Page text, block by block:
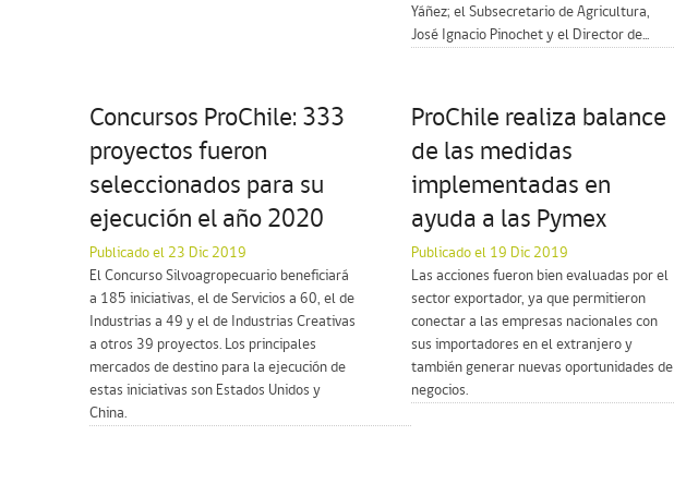
Yáñez; el Subsecretario de Agricultura,
José Ignacio Pinochet y el Director de...
Concursos ProChile: 333
proyectos fueron
seleccionados para su
ejecución el año 2020
Publicado el 23 Dic 2019
El Concurso Silvoagropecuario beneficiará
a 185 iniciativas, el de Servicios a 60, el de
Industrias a 49 y el de Industrias Creativas
a otros 39 proyectos. Los principales
mercados de destino para la ejecución de
estas iniciativas son Estados Unidos y
China.
ProChile realiza balance
de las medidas
implementadas en
ayuda a las Pymex
Publicado el 19 Dic 2019
Las acciones fueron bien evaluadas por el
sector exportador, ya que permitieron
conectar a las empresas nacionales con
sus importadores en el extranjero y
también generar nuevas oportunidades de
negocios.